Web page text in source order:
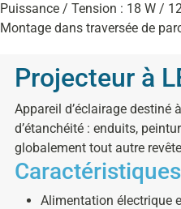
Puissance / Tension : 18 W /
Montage dans traversée de
Projecteur à
Appareil d’éclairage destiné
d’étanchéité : enduits,
globalement tout autre
Alimentation électrique